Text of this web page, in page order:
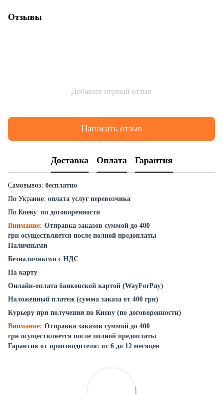
Отзывы
Добавьте первый отзыв
Написать отзыв
Доставка Оплата Гарантия
Самовывоз: бесплатно
По Украине: оплата услуг перевозчика
По Киеву: по договоренности
Внимание: Отправка заказов суммой до 400
грн осуществляется после полной предоплаты
Наличными
Безналичными с НДС
На карту
Онлайн-оплата банковской картой (WayForPay)
Наложенный платеж (сумма заказа от 400 грн)
Курьеру при получении по Киеву (по договоренности)
Внимание: Отправка заказов суммой до 400
грн осуществляется после полной предоплаты
Гарантия от производителя: от 6 до 12 месяцев